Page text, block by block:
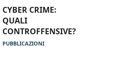
CYBER CRIME:
QUALI
CONTROFFENSIVE?
PUBBLICAZIONI